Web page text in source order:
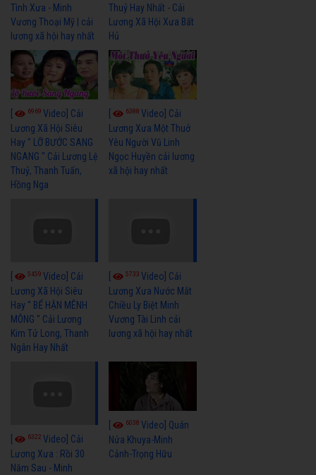
Tình Xưa - Minh
Vương Thoại Mỹ | cải
lương xã hội hay nhất
Thuỷ Hay Nhất - Cải
Lương Xã Hội Xưa Bất
Hủ
6969 Video] Cải
Lương Xã Hội Siêu
Hay " LỠ BƯỚC SANG
NGANG " Cải Lương Lệ
Thuỷ, Thanh Tuấn,
Hồng Nga
6388Video] Cải
Lương Xưa Một Thuở
Yêu Người Vũ Linh
Ngọc Huyền cải lương
xã hội hay nhất
5459 Video] Cải
Lương Xã Hội Siêu
Hay " BỂ HẬN MÊNH
MÔNG " Cải Lương
Kim Tử Long, Thanh
Ngân Hay Nhất
5733Video] Cải
Lương Xưa Nước Mắt
Chiều Ly Biệt Minh
Vương Tài Linh cải
lương xã hội hay nhất
6322 Video] Cải
Lương Xưa : Rồi 30
Năm Sau - Minh
6038Video] Quán
Nửa Khuya-Minh
Cảnh-Trọng Hữu